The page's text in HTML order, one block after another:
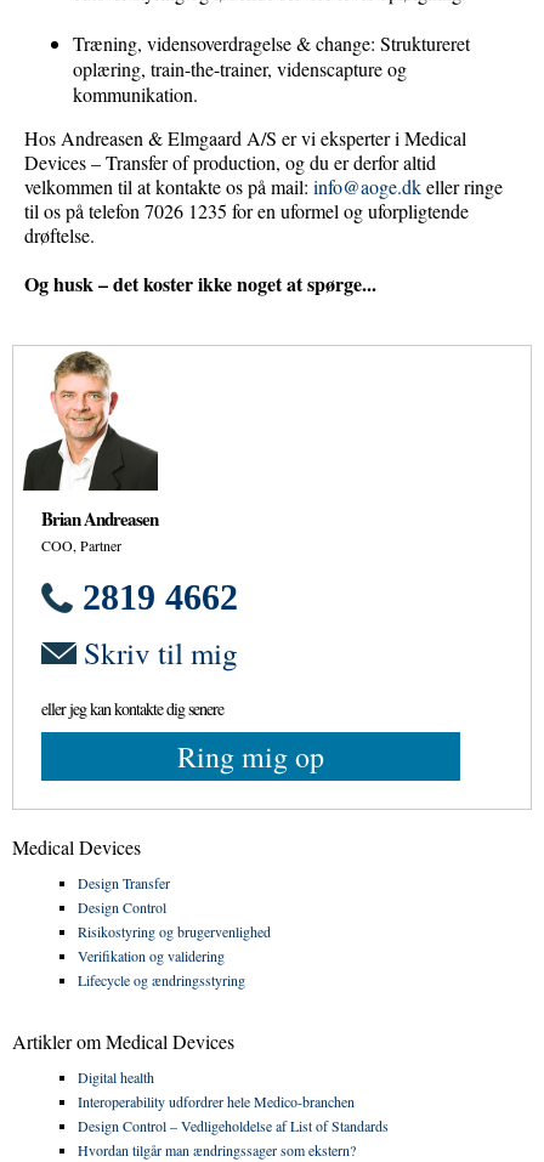
Træning, vidensoverdragelse & change: Struktureret
oplæring, train-the-trainer, videnscapture og
kommunikation.
Hos Andreasen & Elmgaard A/S er vi eksperter i Medical
Devices – Transfer of production, og du er derfor altid
velkommen til at kontakte os på mail: info@aoge.dkeller ringe
til os på telefon 7026 1235 for en uformel og uforpligtende
drøftelse.
Og husk – det koster ikke noget at spørge...
Brian Andreasen
COO, Partner
2819 4662
Skriv til mig
eller jeg kan kontakte dig senere
Ring mig op
Medical Devices
Design Transfer
Design Control
Risikostyring og brugervenlighed
Verifikation og validering
Lifecycle og ændringsstyring
Artikler om Medical Devices
Digital health
Interoperability udfordrer hele Medico-branchen
Design Control – Vedligeholdelse af List of Standards
Hvordan tilgår man ændringssager som ekstern?